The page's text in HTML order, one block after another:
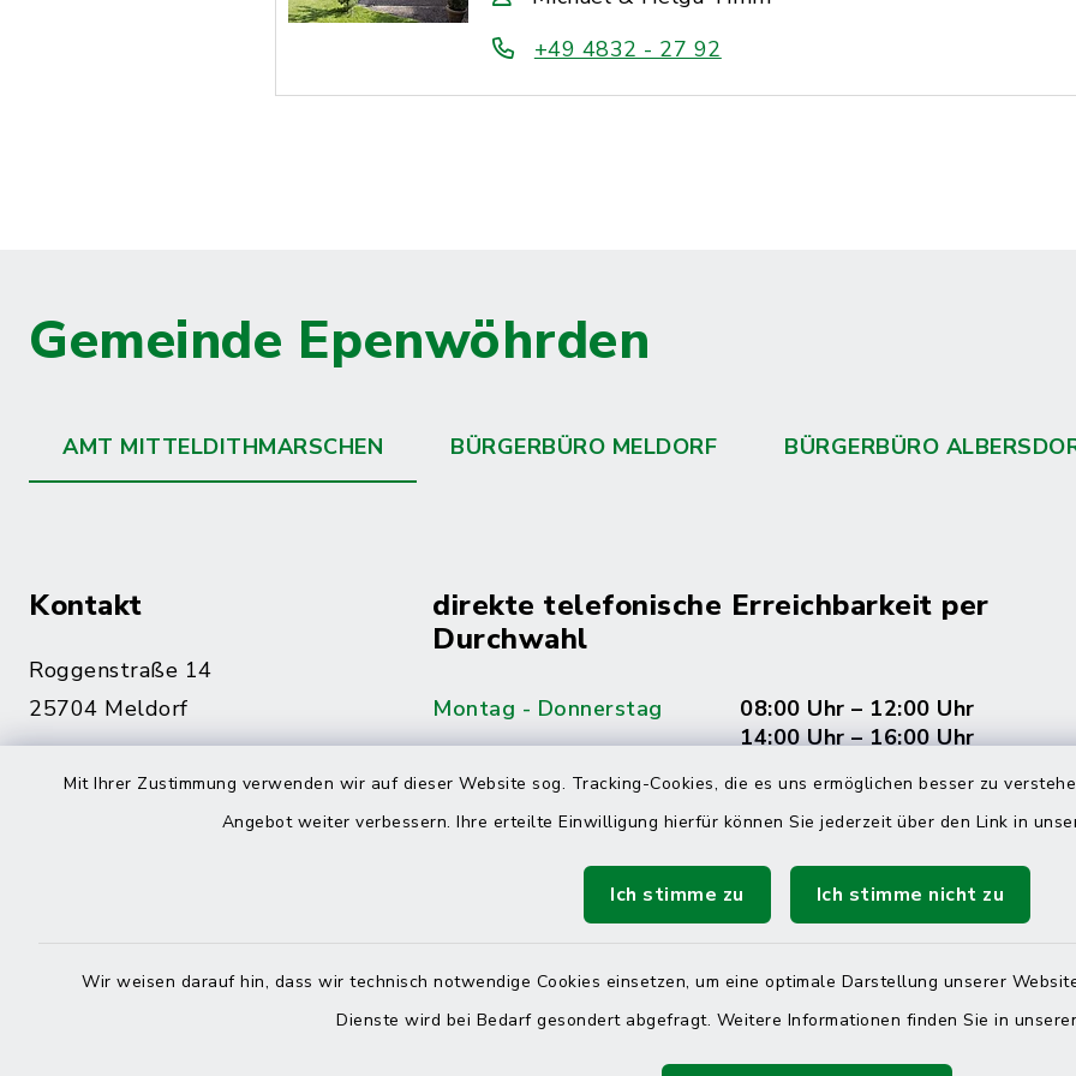
Mit Ihrer Zustimmung verwenden wir auf dieser Website sog. Tracking-Cookies, die es uns ermöglichen besser zu
Angebot weiter verbessern. Ihre erteilte Einwilligung hierfür können Sie jederzeit über den Link in
Ich stimme zu Ich stimme nicht zu
Wir weisen darauf hin, dass wir technisch notwendige Cookies einsetzen, um eine optimale Darstellung unserer
Dienste wird bei Bedarf gesondert abgefragt. Weitere Informationen finden Sie in
+49 4832 - 27 92
Gemeinde Epenwöhrden
AMT MITTELDITHMARSCHEN BÜRGERBÜRO MELDORF BÜRGERBÜRO
Kontakt
Roggenstraße 14
25704 Meldorf
04832 6065-215
direkte telefonische Erreichbarkeit per
Durchwahl
Montag - Donnerstag
08:00 Uhr – 12:00 Uhr
14:00 Uhr – 16:00 Uhr
Freitag
08:00 Uhr – 12:00 Uhr
Online-Terminvereinbarung
Haben Sie ein dringendes Anliegen, finden aber online
keinen zeitnahen Termin? Rufen Sie uns gerne unter der
Telefonnummer 04832 6065 0 an!